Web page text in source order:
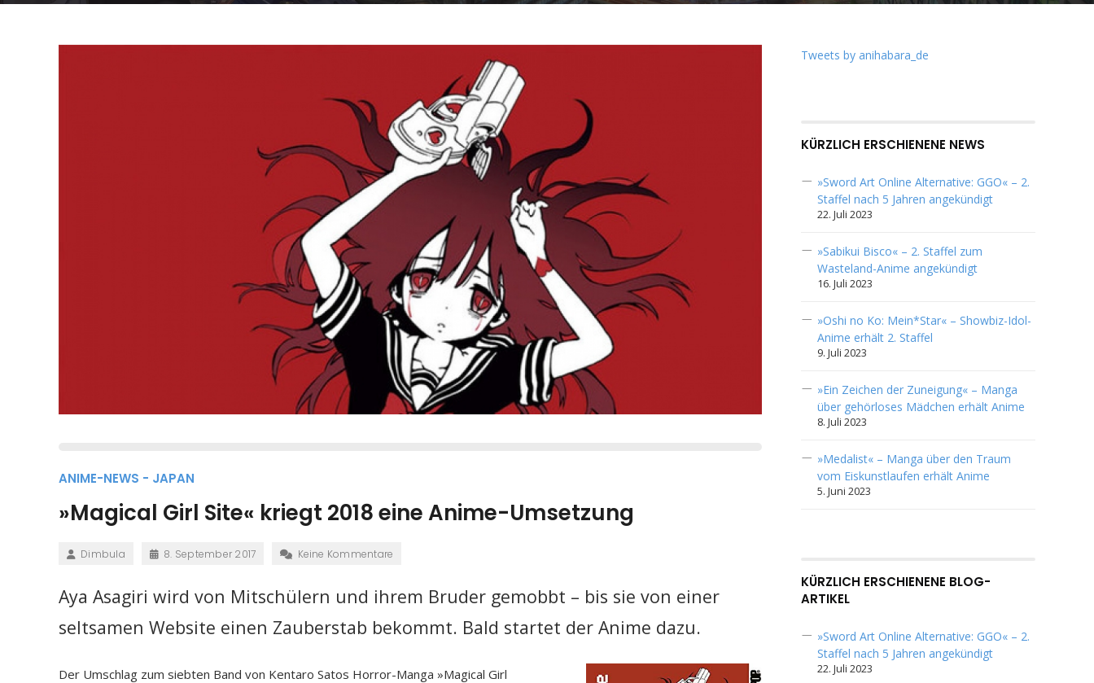
ANIME-NEWS - JAPAN
»Magical Girl Site« kriegt 2018 eine Anime-Umsetzung
Dimbula 8. September 2017 Keine Kommentare
Aya Asagiri wird von Mitschülern und ihrem Bruder gemobbt – bis sie von einer
seltsamen Website einen Zauberstab bekommt. Bald startet der Anime dazu.
Der Umschlag zum siebten Band von Kentaro Satos Horror-Manga »Magical Girl
Tweets by anihabara_de
KÜRZLICH ERSCHIENENE NEWS
»Sword Art Online Alternative: GGO« – 2.
Staffel nach 5 Jahren angekündigt
22. Juli 2023
»Sabikui Bisco« – 2. Staffel zum
Wasteland-Anime angekündigt
16. Juli 2023
»Oshi no Ko: Mein*Star« – Showbiz-Idol-
Anime erhält 2. Staffel
9. Juli 2023
»Ein Zeichen der Zuneigung« – Manga
über gehörloses Mädchen erhält Anime
8. Juli 2023
»Medalist« – Manga über den Traum
vom Eiskunstlaufen erhält Anime
5. Juni 2023
KÜRZLICH ERSCHIENENE BLOG-
ARTIKEL
»Sword Art Online Alternative: GGO« – 2.
Staffel nach 5 Jahren angekündigt
22. Juli 2023